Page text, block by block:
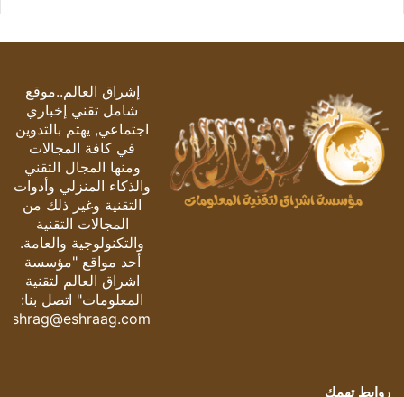
إشراق العالم..موقع
شامل تقني إخباري
اجتماعي, يهتم بالتدوين
في كافة المجالات
ومنها المجال التقني
والذكاء المنزلي وأدوات
التقنية وغير ذلك من
المجالات التقنية
والتكنولوجية والعامة.
أحد مواقع "مؤسسة
اشراق العالم لتقنية
المعلومات" اتصل بنا:
eshrag@eshraag.com
روابط تهمك